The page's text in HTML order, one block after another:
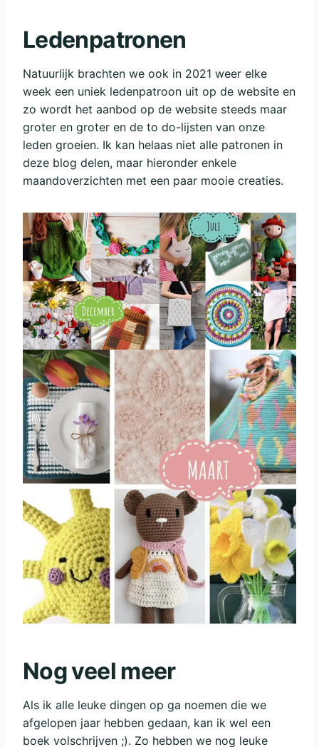
Ledenpatronen
Natuurlijk brachten we ook in 2021 weer elke
week een uniek ledenpatroon uit op de website en
zo wordt het aanbod op de website steeds maar
groter en groter en de to do-lijsten van onze
leden groeien. Ik kan helaas niet alle patronen in
deze blog delen, maar hieronder enkele
maandoverzichten met een paar mooie creaties.
Nog veel meer
Als ik alle leuke dingen op ga noemen die we
afgelopen jaar hebben gedaan, kan ik wel een
boek volschrijven ;). Zo hebben we nog leuke